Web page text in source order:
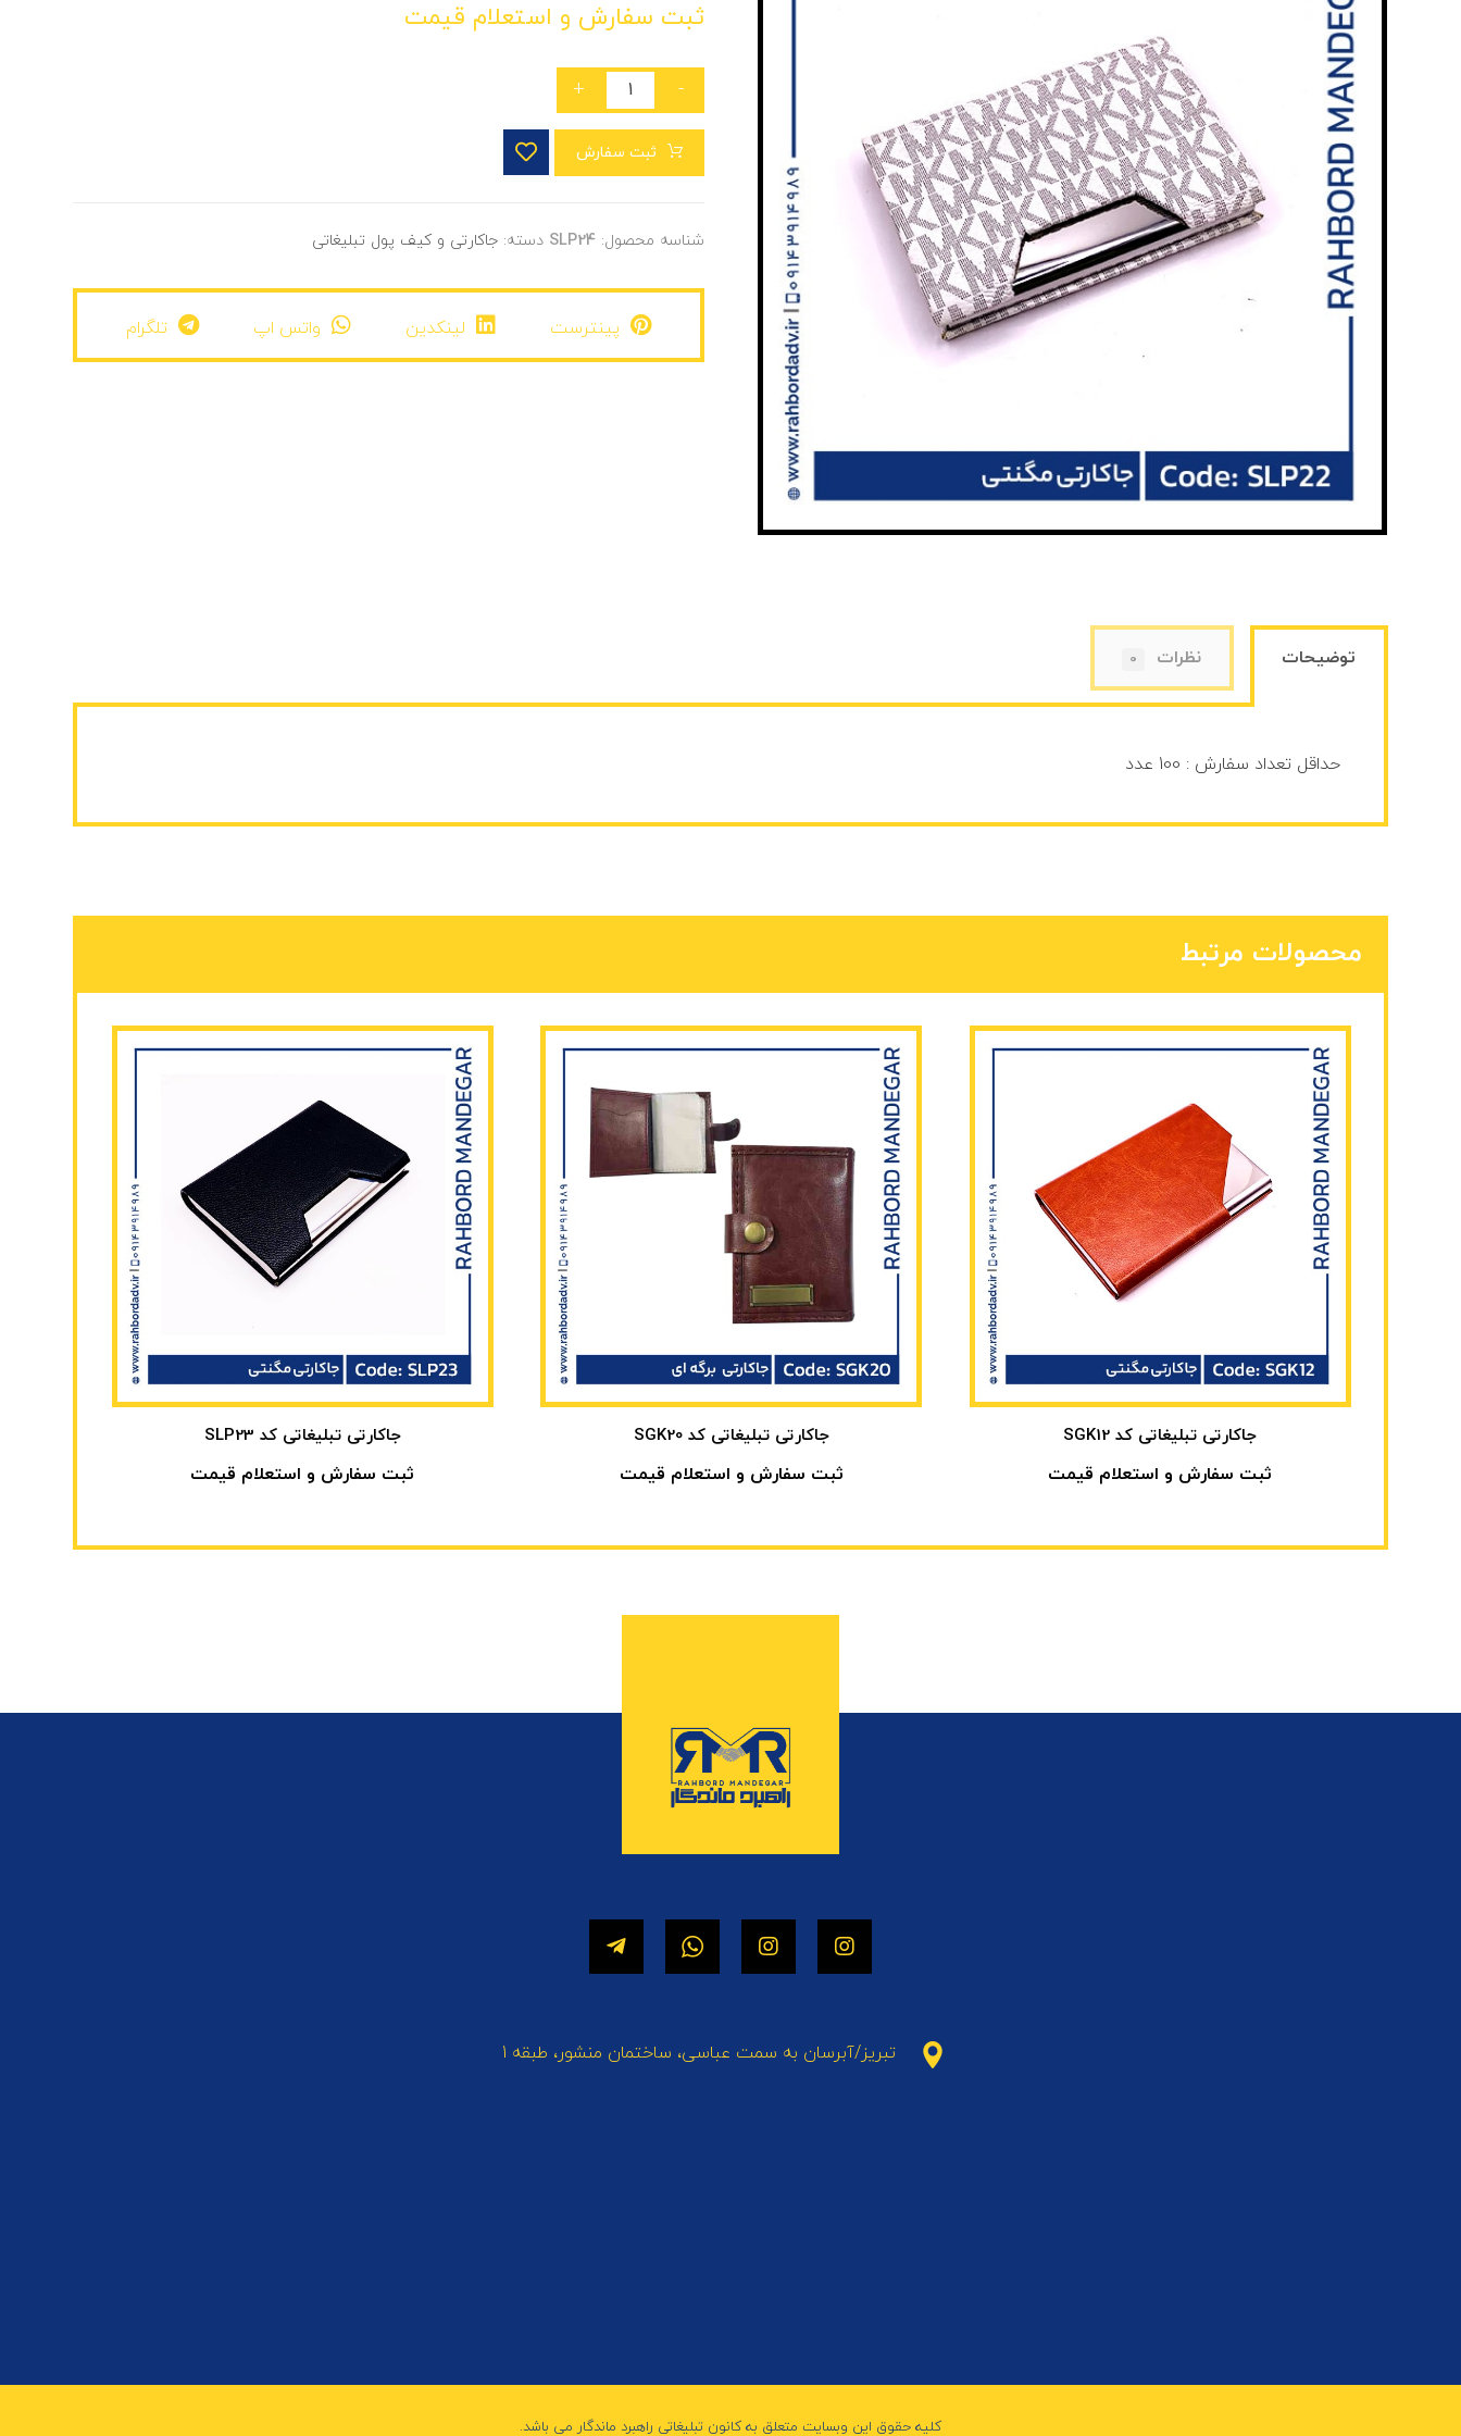
ثبت سفارش و استعلام قیمت
-
+
ثبت سفارش
شناسه محصول:SLP24 دسته:جاکارتی و کیف پول تبلیغاتی
پینترست لینکدین واتس اپ تلگرام
توضیحات نظرات 0
حداقل تعداد سفارش : 100 عدد
محصولات مرتبط
جاکارتی تبلیغاتی کد SGK12
ثبت سفارش و استعلام قیمت
جاکارتی تبلیغاتی کد SGK20
ثبت سفارش و استعلام قیمت
جاکارتی تبلیغاتی کد SLP23
ثبت سفارش و استعلام قیمت
تبریز/آبرسان به سمت عباسی، ساختمان منشور، طبقه 1
کلیه حقوق این وبسایت متعلق به کانون تبلیغاتی راهبرد ماندگار می باشد.